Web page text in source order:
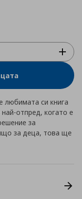
любимата си книга
отпред, когато е
за
за деца, това ще